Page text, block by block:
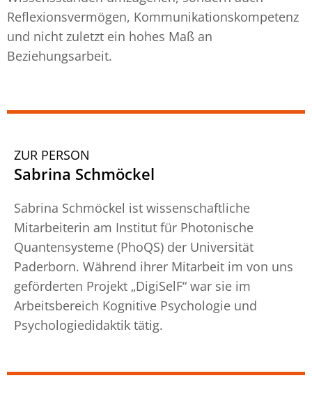
Reflexionsvermögen, Kommunikationskompetenz
und nicht zuletzt ein hohes Maß an
Beziehungsarbeit.
ZUR PERSON
Sabrina Schmöckel
Sabrina Schmöckel ist wissenschaftliche
Mitarbeiterin am Institut für Photonische
Quantensysteme (PhoQS) der Universität
Paderborn. Während ihrer Mitarbeit im von uns
geförderten Projekt „DigiSelF“ war sie im
Arbeitsbereich Kognitive Psychologie und
Psychologiedidaktik tätig.